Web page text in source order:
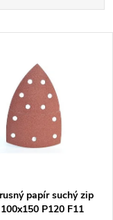
papír suchý zip
P120 F11